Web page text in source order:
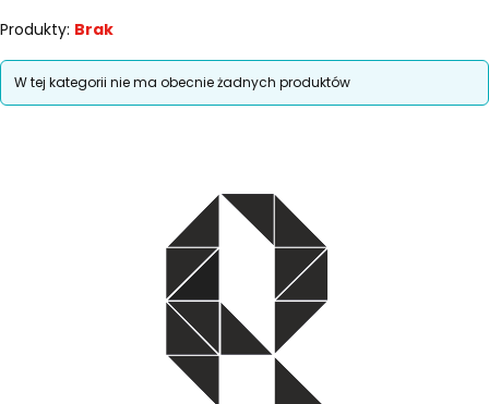
Produkty: Brak
Lista produktów
W tej kategorii nie ma obecnie żadnych produktów